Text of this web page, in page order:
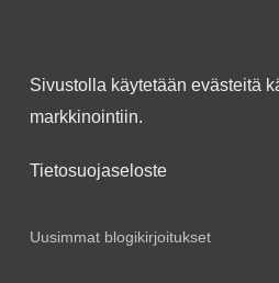
Sivustolla käytetään evästeitä
markkinointiin.
Tietosuojaseloste
Uusimmat blogikirjoitukset